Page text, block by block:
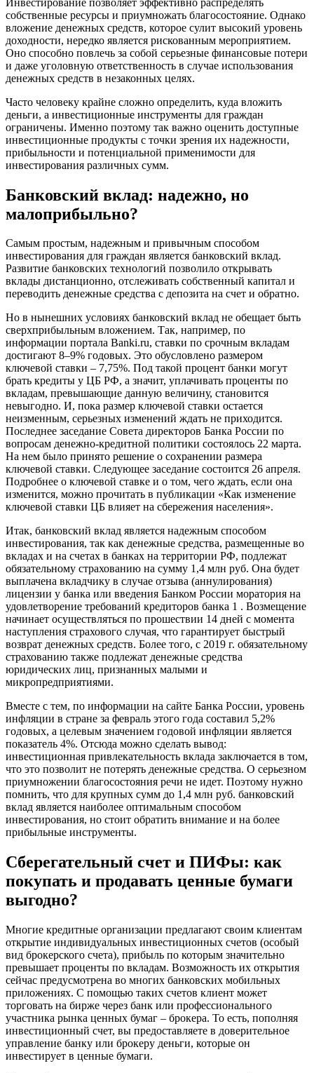
собственные ресурсы и приумножать благосостояние. Однако
вложение денежных средств, которое сулит высокий уровень
доходности, нередко является рискованным мероприятием.
Оно способно повлечь за собой серьезные финансовые потери
и даже уголовную ответственность в случае использования
денежных средств в незаконных целях.
Часто человеку крайне сложно определить, куда вложить
деньги, а инвестиционные инструменты для граждан
ограничены. Именно поэтому так важно оценить доступные
инвестиционные продукты с точки зрения их надежности,
прибыльности и потенциальной применимости для
инвестирования различных сумм.
Банковский вклад: надежно, но
малоприбыльно?
Самым простым, надежным и привычным способом
инвестирования для граждан является банковский вклад.
Развитие банковских технологий позволило открывать
вклады дистанционно, отслеживать собственный капитал и
переводить денежные средства с депозита на счет и обратно.
Но в нынешних условиях банковский вклад не обещает быть
сверхприбыльным вложением. Так, например, по
информации портала Banki.ru, ставки по срочным вкладам
достигают 8–9% годовых. Это обусловлено размером
ключевой ставки – 7,75%. Под такой процент банки могут
брать кредиты у ЦБ РФ, а значит, уплачивать проценты по
вкладам, превышающие данную величину, становится
невыгодно. И, пока размер ключевой ставки остается
неизменным, серьезных изменений ждать не приходится.
Последнее заседание Совета директоров Банка России по
вопросам денежно-кредитной политики состоялось 22 марта.
На нем было принято решение о сохранении размера
ключевой ставки. Следующее заседание состоится 26 апреля.
Подробнее о ключевой ставке и о том, чего ждать, если она
изменится, можно прочитать в публикации «Как изменение
ключевой ставки ЦБ влияет на сбережения населения».
Итак, банковский вклад является надежным способом
инвестирования, так как денежные средства, размещенные во
вкладах и на счетах в банках на территории РФ, подлежат
обязательному страхованию на сумму 1,4 млн руб. Она будет
выплачена вкладчику в случае отзыва (аннулирования)
лицензии у банка или введения Банком России моратория на
удовлетворение требований кредиторов банка 1 . Возмещение
начинает осуществляться по прошествии 14 дней с момента
наступления страхового случая, что гарантирует быстрый
возврат денежных средств. Более того, с 2019 г. обязательному
страхованию также подлежат денежные средства
юридических лиц, признанных малыми и
микропредприятиями.
Вместе с тем, по информации на сайте Банка России, уровень
инфляции в стране за февраль этого года составил 5,2%
годовых, а целевым значением годовой инфляции является
показатель 4%. Отсюда можно сделать вывод:
инвестиционная привлекательность вклада заключается в том,
что это позволит не потерять денежные средства. О серьезном
приумножении благосостояния речи не идет. Поэтому нужно
помнить, что для крупных сумм до 1,4 млн руб. банковский
вклад является наиболее оптимальным способом
инвестирования, но стоит обратить внимание и на более
прибыльные инструменты.
Сберегательный счет и ПИФы: как
покупать и продавать ценные бумаги
выгодно?
Многие кредитные организации предлагают своим клиентам
открытие индивидуальных инвестиционных счетов (особый
вид брокерского счета), прибыль по которым значительно
превышает проценты по вкладам. Возможность их открытия
сейчас предусмотрена во многих банковских мобильных
приложениях. С помощью таких счетов клиент может
торговать на бирже через банк или профессионального
участника рынка ценных бумаг – брокера. То есть, пополняя
инвестиционный счет, вы предоставляете в доверительное
управление банку или брокеру деньги, которые он
инвестирует в ценные бумаги.